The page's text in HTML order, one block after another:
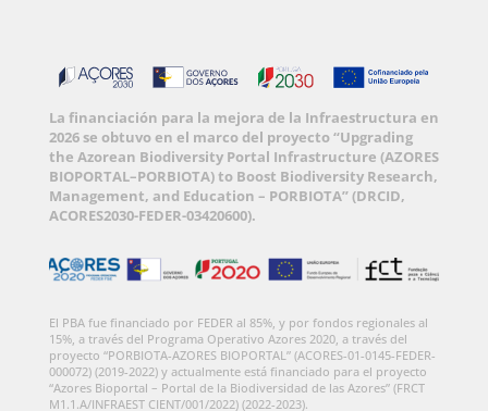
La financiación para la mejora de la Infraestructura en
2026 se obtuvo en el marco del proyecto “Upgrading
the Azorean Biodiversity Portal Infrastructure (AZORES
BIOPORTAL–PORBIOTA) to Boost Biodiversity Research,
Management, and Education – PORBIOTA” (DRCID,
ACORES2030-FEDER-03420600).
El PBA fue financiado por FEDER al 85%, y por fondos regionales al
15%, a través del Programa Operativo Azores 2020, a través del
proyecto “PORBIOTA-AZORES BIOPORTAL” (ACORES-01-0145-FEDER-
000072) (2019-2022) y actualmente está financiado para el proyecto
“Azores Bioportal – Portal de la Biodiversidad de las Azores” (FRCT
M1.1.A/INFRAEST CIENT/001/2022) (2022-2023).